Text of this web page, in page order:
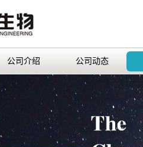
公司介绍 公司动态